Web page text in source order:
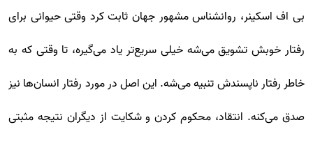
بی اف اسکینر، روانشناس مشهور جهان ثابت کرد وقتی حیوانی برای
رفتار خوبش تشویق می‌شه خیلی سریع‌تر یاد می‌گیره، تا وقتی که به
خاطر رفتار ناپسندش تنبیه می‌شه. این اصل در مورد رفتار انسان‌ها نیز
صدق می‌کنه. انتقاد، محکوم کردن و شکایت از دیگران نتیجه مثبتی